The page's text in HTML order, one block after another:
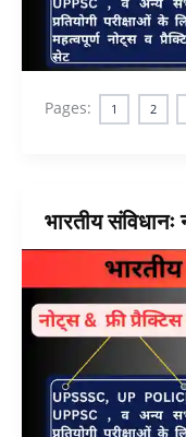
Pages: 1 2
भारतीय